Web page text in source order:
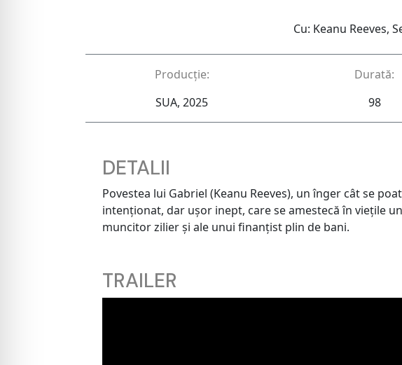
Cu: Keanu Reeves,
Producție:
SUA, 2025
Durată:
98
DETALII
Povestea lui Gabriel (Keanu Reeves), un înger cât se
intenționat, dar ușor inept, care se amestecă în viețile
muncitor zilier și ale unui finanțist plin de bani.
TRAILER